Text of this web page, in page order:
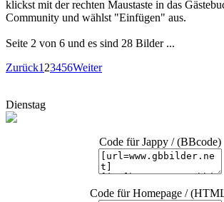
klickst mit der rechten Maustaste in das
Community und wählst "Einfügen" aus.
Seite 2 von 6 und es sind 28 Bilder ...
Zurück1 23456Weiter
Dienstag
Code für Jappy / (BBcode)
Code für Homepage /